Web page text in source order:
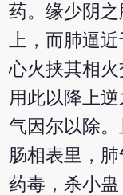
药。缘少阴
上，而肺逼
心火挟其相
用此以降上
气因尔以除
肠相表里，
药毒，杀小蛊